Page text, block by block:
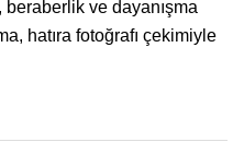
ve dayanışma
hatıra fotoğrafı çekimiyle